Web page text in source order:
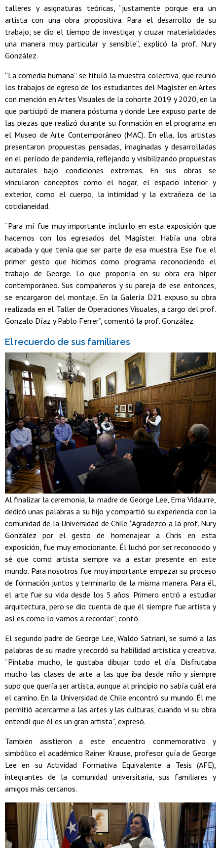
talleres y asignaturas teóricas, “justamente porque era un
artista con una obra propositiva. Para el desarrollo de su
trabajo, se dio el tiempo de investigar y cruzar materialidades
una manera muy particular y sensible”, explicó la prof. Nury
González.
“La comedia humana” se tituló la muestra colectiva, que reunió
los trabajos de egreso de los estudiantes del Magíster en Artes
con mención en Artes Visuales de la cohorte 2019 y 2020, en la
que participó de manera póstuma y donde Lee expuso parte de
las piezas que realizó durante su formación en el programa en
el Museo de Arte Contemporáneo (MAC). En ella, los artistas
presentaron propuestas pensadas, imaginadas y desarrolladas
en el período de pandemia, reflejando y visibilizando propuestas
autorales bajo condiciones extremas. En sus obras se
vincularon conceptos como el hogar, el espacio interior y
exterior, como el cuerpo, la intimidad y la extrañeza de la
cotidianeidad.
“Para mí fue muy importante incluirlo en esta exposición que
hacemos con los egresados del Magíster. Había una obra
acabada y que tenía que ser parte de esa muestra. Ese fue el
primer gesto que hicimos como programa reconociendo el
trabajo de George. Lo que proponía en su obra era híper
contemporáneo. Sus compañeros y su pareja de ese entonces,
se encargaron del montaje. En la Galería D21 expuso su obra
realizada en el Taller de Operaciones Visuales, a cargo del prof.
Gonzalo Díaz y Pablo Ferrer”, comentó la prof. González.
El recuerdo de sus familiares
Al finalizar la ceremonia, la madre de George Lee, Ema Vidaurre,
dedicó unas palabras a su hijo y compartió su experiencia con la
comunidad de la Universidad de Chile. “Agradezco a la prof. Nury
González por el gesto de homenajear a Chris en esta
exposición, fue muy emocionante. Él luchó por ser reconocido y
sé que como artista siempre va a estar presente en este
mundo. Para nosotros fue muy importante empezar su proceso
de formación juntos y terminarlo de la misma manera. Para él,
el arte fue su vida desde los 5 años. Primero entró a estudiar
arquitectura, pero se dio cuenta de que él siempre fue artista y
así es como lo vamos a recordar”, contó.
El segundo padre de George Lee, Waldo Satriani, se sumó a las
palabras de su madre y recordó su habilidad artística y creativa.
“Pintaba mucho, le gustaba dibujar todo el día. Disfrutaba
mucho las clases de arte a las que iba desde niño y siempre
supo que quería ser artista, aunque al principio no sabía cuál era
el camino. En la Universidad de Chile encontró su mundo. Él me
permitió acercarme a las artes y las culturas, cuando vi su obra
entendí que él es un gran artista”, expresó.
También asistieron a este encuentro conmemorativo y
simbólico el académico Rainer Krause, profesor guía de George
Lee en su Actividad Formativa Equivalente a Tesis (AFE),
integrantes de la comunidad universitaria, sus familiares y
amigos más cercanos.